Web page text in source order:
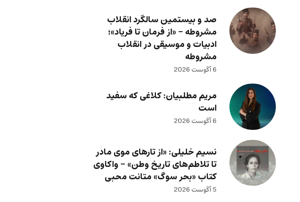
صد و بیستمین سالگرد انقلاب
مشروطه – «از فرمان تا فریاد»؛
ادبیات و موسیقی در انقلاب
مشروطه
6 آگوست 2026
مریم مطلبیان: کلاغی که سفید
است
6 آگوست 2026
نسیم خلیلی: «از تارهای موی مادر
تا تلاطم‌های تاریخ وطن» – واکاوی
کتاب «بحر سوگ» متانت محبی
5 آگوست 2026